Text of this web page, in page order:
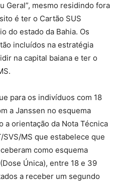
Geral”, mesmo residindo fora
é ter o Cartão SUS
do estado da Bahia. Os
incluídos na estratégia
na capital baiana e ter o
para os indivíduos com 18
a Janssen no esquema
a orientação da Nota Técnica
SVS/MS que estabelece que
como esquema
Única), entre 18 e 39
a receber um segundo